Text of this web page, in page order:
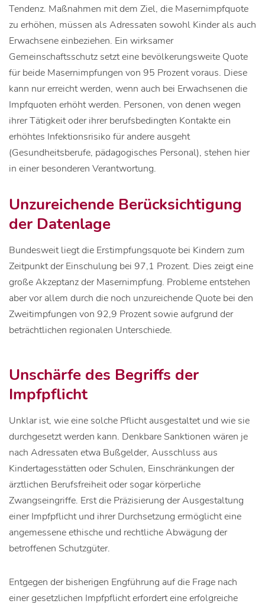
Tendenz. Maßnahmen mit dem Ziel, die Masernimpfquote
zu erhöhen, müssen als Adressaten sowohl Kinder als auch
Erwachsene einbeziehen. Ein wirksamer
Gemeinschaftsschutz setzt eine bevölkerungsweite Quote
für beide Masernimpfungen von 95 Prozent voraus. Diese
kann nur erreicht werden, wenn auch bei Erwachsenen die
Impfquoten erhöht werden. Personen, von denen wegen
ihrer Tätigkeit oder ihrer berufsbedingten Kontakte ein
erhöhtes Infektionsrisiko für andere ausgeht
(Gesundheitsberufe, pädagogisches Personal), stehen hier
in einer besonderen Verantwortung.
Unzureichende Berücksichtigung
der Datenlage
Bundesweit liegt die Erstimpfungsquote bei Kindern zum
Zeitpunkt der Einschulung bei 97,1 Prozent. Dies zeigt eine
große Akzeptanz der Masernimpfung. Probleme entstehen
aber vor allem durch die noch unzureichende Quote bei den
Zweitimpfungen von 92,9 Prozent sowie aufgrund der
beträchtlichen regionalen Unterschiede.
Unschärfe des Begriffs der
Impfpflicht
Unklar ist, wie eine solche Pflicht ausgestaltet und wie sie
durchgesetzt werden kann. Denkbare Sanktionen wären je
nach Adressaten etwa Bußgelder, Ausschluss aus
Kindertagesstätten oder Schulen, Einschränkungen der
ärztlichen Berufsfreiheit oder sogar körperliche
Zwangseingriffe. Erst die Präzisierung der Ausgestaltung
einer Impfpflicht und ihrer Durchsetzung ermöglicht eine
angemessene ethische und rechtliche Abwägung der
betroffenen Schutzgüter.
Entgegen der bisherigen Engführung auf die Frage nach
einer gesetzlichen Impfpflicht erfordert eine erfolgreiche